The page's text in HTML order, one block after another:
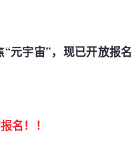
元宇宙”，现已开放报名
名！！